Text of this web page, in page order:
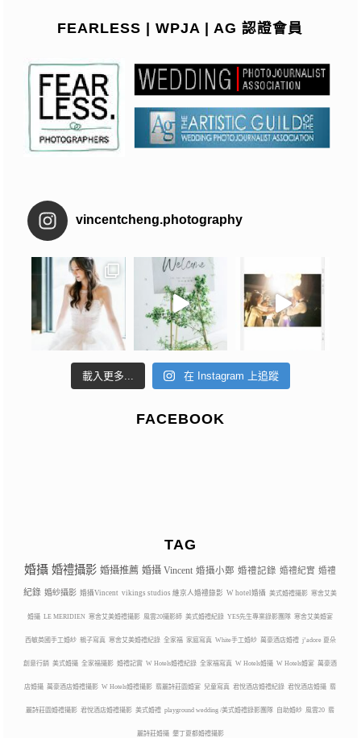
FEARLESS | WPJA | AG 認證會員
vincentcheng.photography
載入更多... 在 Instagram 上追蹤
FACEBOOK
TAG
婚攝 婚禮攝影 婚攝推薦 婚攝 Vincent 婚攝小鄭 婚禮記錄 婚禮紀實 婚禮
紀錄 婚紗攝影 婚攝Vincent vikings studios 維京人婚禮錄影 W hotel婚攝 美式婚禮攝影 寒舍艾美
婚攝 LE MERIDIEN 寒舍艾美婚禮攝影 風雲20攝影師 美式婚禮紀錄 YES先生專業錄影團隊 寒舍艾美婚宴
西敏英國手工婚紗 親子寫真 寒舍艾美婚禮紀錄 全家福 家庭寫真 White手工婚紗 萬豪酒店婚禮 j’adore 夏朵
創意行銷 美式婚攝 全家福攝影 婚禮記實 W Hotels婚禮紀錄 全家福寫真 W Hotels婚攝 W Hotels婚宴 萬豪酒
店婚攝 萬豪酒店婚禮攝影 W Hotels婚禮攝影 翡麗詩莊園婚宴 兒童寫真 君悅酒店婚禮紀錄 君悅酒店婚攝 翡
麗詩莊園婚禮攝影 君悅酒店婚禮攝影 美式婚禮 playground wedding /美式婚禮錄影團隊 自助婚紗 風雲20 翡
麗詩莊婚攝 墾丁夏都婚禮攝影